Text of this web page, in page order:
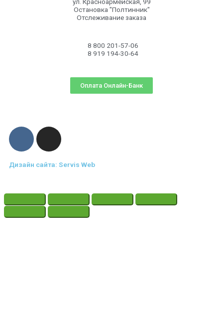
ул. Красноармейская, 99
Остановка "Полтинник"
Отслеживание заказа
8 800 201-57-06
8 919 194-30-64
Оплата Онлайн-Банк
Дизайн сайта: Servis Web